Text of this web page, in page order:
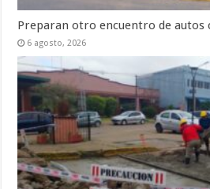
Preparan otro encuentro de autos
6 agosto, 2026